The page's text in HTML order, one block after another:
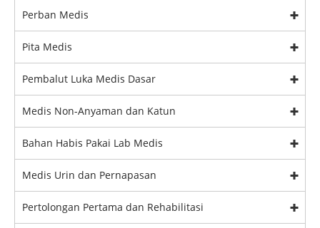
Perban Medis
Pita Medis
Pembalut Luka Medis Dasar
Medis Non-Anyaman dan Katun
Bahan Habis Pakai Lab Medis
Medis Urin dan Pernapasan
Pertolongan Pertama dan Rehabilitasi